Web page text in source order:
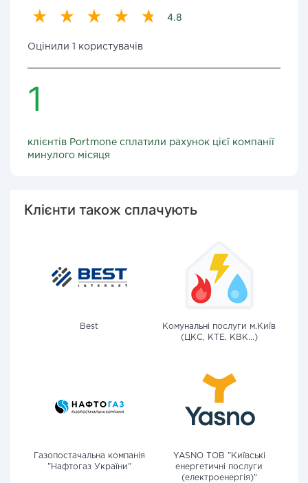
4.8
Оцінили 1 користувачів
1
клієнтів Portmone сплатили рахунок цієї компанії
минулого місяця
Клієнти також сплачують
Best
Комунальні послуги м.Київ
(ЦКС, КТЕ, КВК...)
Газопостачальна компанія
"Нафтогаз України"
YASNO ТОВ "Київські
енергетичні послуги
(електроенергія)"